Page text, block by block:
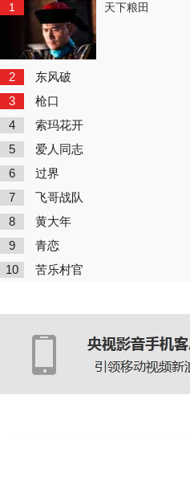
1 天下粮田
2 东风破
3 枪口
4 索玛花开
5 爱人同志
6 过界
7 飞哥战队
8 黄大年
9 青恋
10 苦乐村官